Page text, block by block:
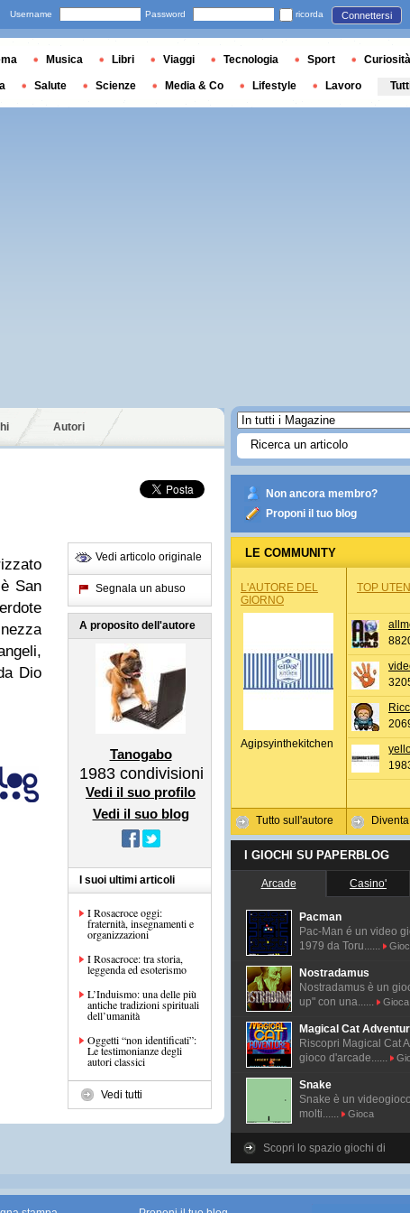
Autori
San
Dio
Vedi articolo originale
Segnala un abuso
A proposito dell'autore
Tanogabo
1983 condivisioni
Vedi il suo profilo
Vedi il suo blog
I suoi ultimi articoli
I Rosacroce oggi:
fraternità, insegnamenti e
organizzazioni
I Rosacroce: tra storia,
leggenda ed esoterismo
L’Induismo: una delle più
antiche tradizioni spirituali
dell’umanità
Oggetti “non identificati”:
Le testimonianze degli
autori classici
Vedi tutti
Non ancora membro?
Proponi il tuo blog
LE COMMUNITY
L'AUTORE DEL
GIORNO
Agipsyinthekitchen
Tutto sull'autore
TOP
I GIOCHI SU PAPERBLOG
Arcade Casino'
Pacman
Pac-Man é un video
1979 da Toru......
Nostradamus
Nostradamus è un
up" con una......
Gioca
Magical Cat
Riscopri Magical Cat
gioco d'arcade......
Snake
Snake è un
molti......
Gioca
Scopri lo spazio giochi di
Username Password ricorda Connettersi
Musica Libri Viaggi Tecnologia Sport Curiosità
Salute Scienze Media & Co Lifestyle Lavoro